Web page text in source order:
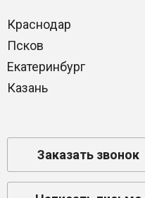
Краснодар
Псков
Екатеринбург
Казань
Заказать звонок